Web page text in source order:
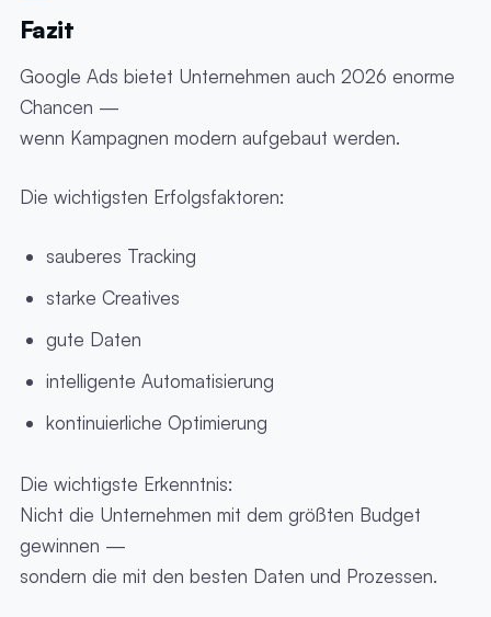
Fazit
Google Ads bietet Unternehmen auch 2026 enorme
Chancen —
wenn Kampagnen modern aufgebaut werden.
Die wichtigsten Erfolgsfaktoren:
sauberes Tracking
starke Creatives
gute Daten
intelligente Automatisierung
kontinuierliche Optimierung
Die wichtigste Erkenntnis:
Nicht die Unternehmen mit dem größten Budget
gewinnen —
sondern die mit den besten Daten und Prozessen.